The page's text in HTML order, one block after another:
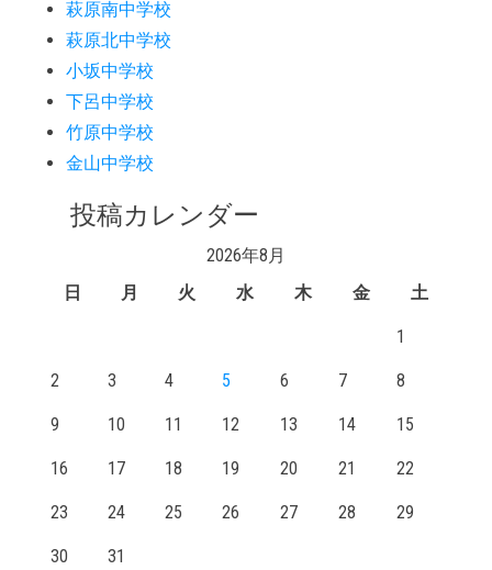
萩原南中学校
萩原北中学校
小坂中学校
下呂中学校
竹原中学校
金山中学校
投稿カレンダー
2026年8月
日
月 火 水 木 金 土
1
2 3 4 5 6 7 8
9 10 11 12 13 14 15
16 17 18 19 20 21 22
23 24 25 26 27 28 29
30 31